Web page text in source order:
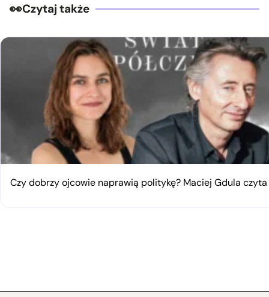
Czytaj także
Czy dobrzy ojcowie naprawią politykę? Maciej Gdula czyta